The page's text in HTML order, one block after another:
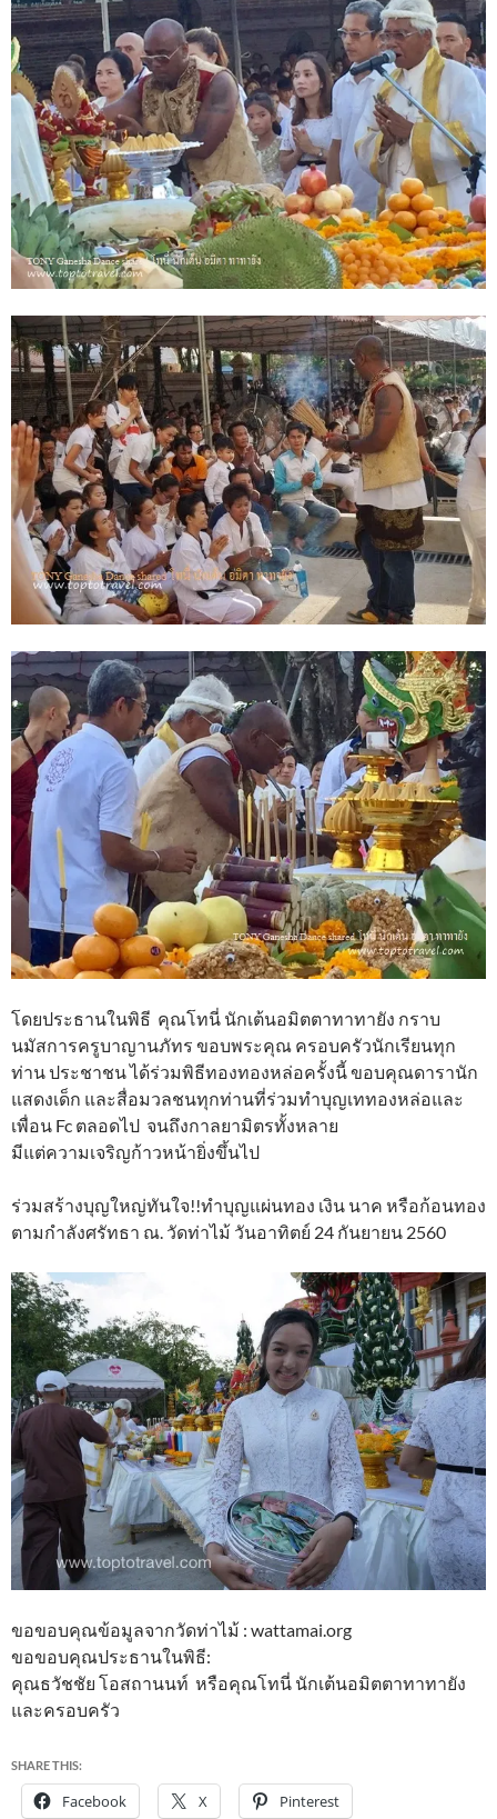
โดยประธานในพิธี คุณโทนี่ นักเต้นอมิตตาทาทายัง กราบ
นมัสการครูบาญานภัทร ขอบพระคุณ ครอบครัวนักเรียนทุก
ท่าน ประชาชน ได้ร่วมพิธีทองทองหล่อครั้งนี้ ขอบคุณดารานัก
แสดงเด็ก และสื่อมวลชนทุกท่านที่ร่วมทำบุญเททองหล่อและ
เพื่อน Fc ตลอดไป จนถึงกาลยามิตรทั้งหลาย
มีแต่ความเจริญก้าวหน้ายิ่งขึ้นไป
ร่วมสร้างบุญใหญ่ทันใจ!!ทำบุญแผ่นทอง เงิน นาค หรือก้อนทอง
ตามกำลังศรัทธา ณ. วัดท่าไม้ วันอาทิตย์ 24 กันยายน 2560
ขอขอบคุณข้อมูลจากวัดท่าไม้ : wattamai.org
ขอขอบคุณประธานในพิธี:
คุณธวัชชัย โอสถานนท์ หรือคุณโทนี่ นักเต้นอมิตตาทาทายัง
และครอบครัว
SHARE THIS:
Facebook X Pinterest